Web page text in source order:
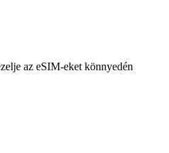
az eSIM-eket könnyedén